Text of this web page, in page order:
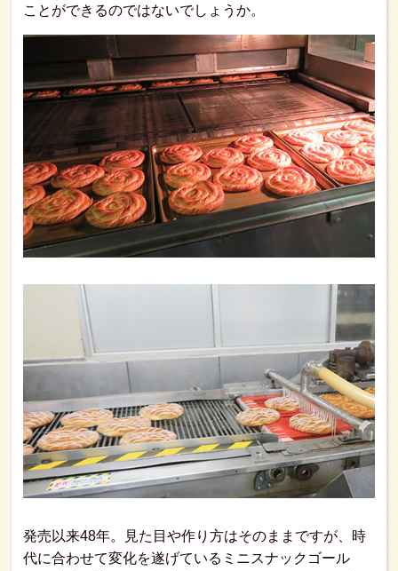
ことができるのではないでしょうか。
発売以来48年。見た目や作り方はそのままですが、時
代に合わせて変化を遂げているミニスナックゴール